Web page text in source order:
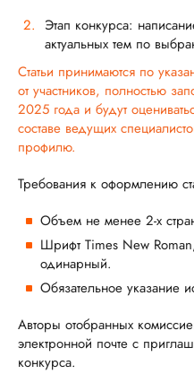
Этап конкурса:
актуальных тем по
Статьи принимаются по
от участников, полностью
2025 года и будут
составе ведущих
профилю.
Требования к оформлению
Объем не менее 2-х
Шрифт Times New
одинарный.
Обязательное указание
Авторы отобранных
электронной почте с
конкурса.